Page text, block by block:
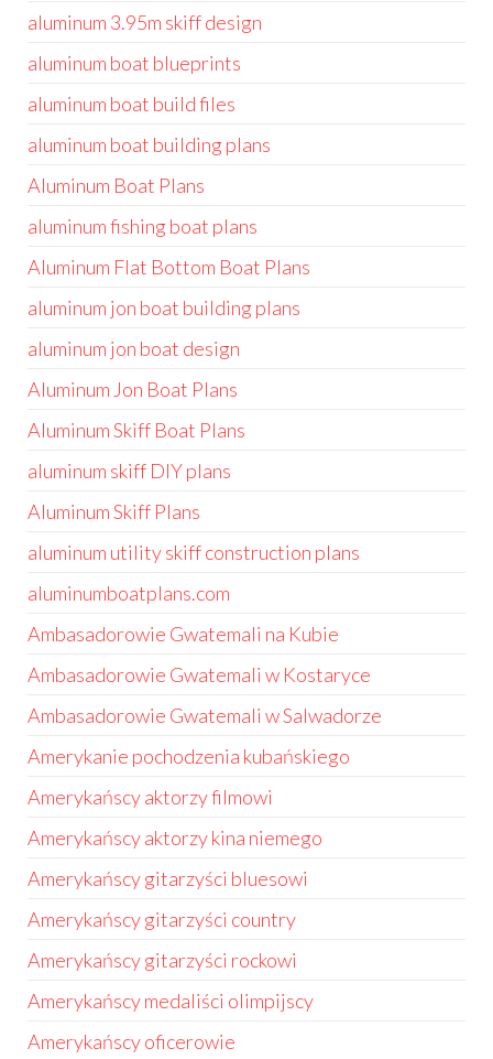
aluminum 3.95m skiff design
aluminum boat blueprints
aluminum boat build files
aluminum boat building plans
Aluminum Boat Plans
aluminum fishing boat plans
Aluminum Flat Bottom Boat Plans
aluminum jon boat building plans
aluminum jon boat design
Aluminum Jon Boat Plans
Aluminum Skiff Boat Plans
aluminum skiff DIY plans
Aluminum Skiff Plans
aluminum utility skiff construction plans
aluminumboatplans.com
Ambasadorowie Gwatemali na Kubie
Ambasadorowie Gwatemali w Kostaryce
Ambasadorowie Gwatemali w Salwadorze
Amerykanie pochodzenia kubańskiego
Amerykańscy aktorzy filmowi
Amerykańscy aktorzy kina niemego
Amerykańscy gitarzyści bluesowi
Amerykańscy gitarzyści country
Amerykańscy gitarzyści rockowi
Amerykańscy medaliści olimpijscy
Amerykańscy oficerowie